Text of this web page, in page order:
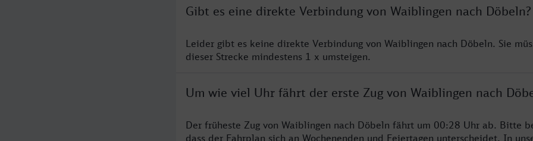
Gibt es eine direkte Verbindung von Waiblingen nach Döbeln?
Leider gibt es keine direkte Verbindung von Waiblingen nach Döbeln. Sie
dieser Strecke mindestens 1 x umsteigen.
Um wie viel Uhr fährt der erste Zug von Waiblingen nach
Der früheste Zug von Waiblingen nach Döbeln fährt um 00:28 Uhr ab. Bitte
dass der Fahrplan sich an Wochenenden und Feiertagen unterscheidet. In